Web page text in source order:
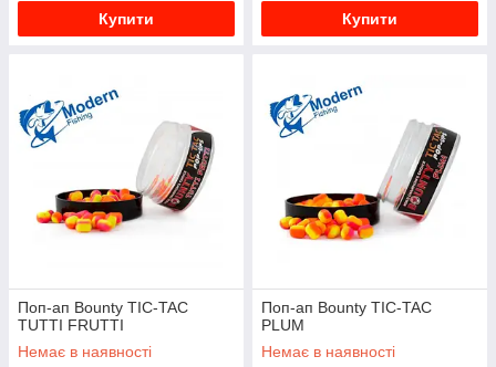
Купити Купити
Поп-ап Bounty TIC-TAC
TUTTI FRUTTI
Немає в наявності
Поп-ап Bounty TIC-TAC
PLUM
Немає в наявності